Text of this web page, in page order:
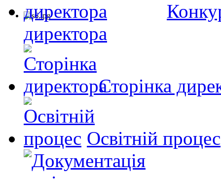
директора
Сторінка
Освітній процес